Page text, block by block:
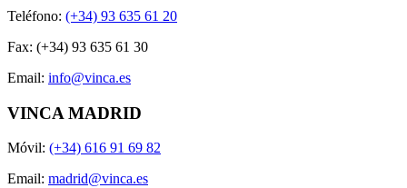
Teléfono: (+34) 93 635 61 20
Fax: (+34) 93 635 61 30
Email: info@vinca.es
VINCA MADRID
Móvil: (+34) 616 91 69 82
Email: madrid@vinca.es